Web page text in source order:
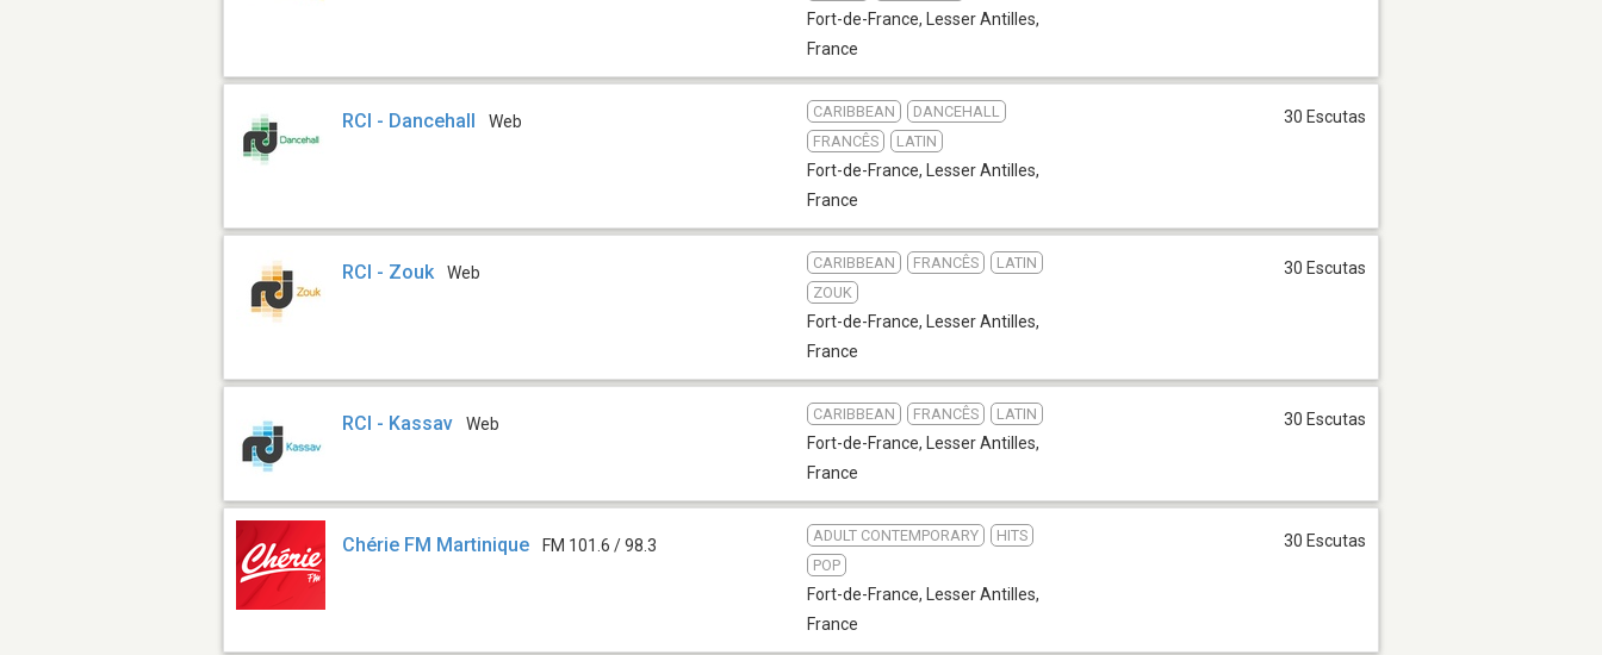
Fort-de-France,
Lesser Antilles,
France
RCI - Dancehall Web
CARIBBEAN
DANCEHALL
FRANCÊS
LATIN
Fort-de-France,
Lesser Antilles,
France
30 Escutas
RCI - Zouk Web
CARIBBEAN FRANCÊS
LATIN
ZOUK
Fort-de-France,
Lesser Antilles,
France
30 Escutas
RCI - Kassav Web
CARIBBEAN FRANCÊS LATIN
Fort-de-France,
Lesser Antilles,
France
30 Escutas
Chérie FM Martinique FM 101.6 / 98.3
ADULT CONTEMPORARY
HITS
POP
Fort-de-France,
Lesser Antilles,
France
30 Escutas